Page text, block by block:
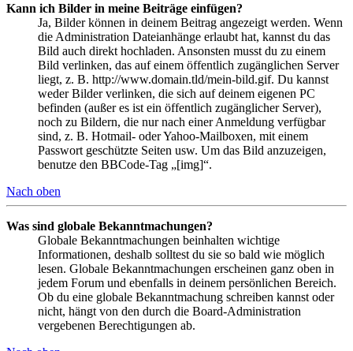
Kann ich Bilder in meine Beiträge einfügen?
Ja, Bilder können in deinem Beitrag angezeigt werden. Wenn
die Administration Dateianhänge erlaubt hat, kannst du das
Bild auch direkt hochladen. Ansonsten musst du zu einem
Bild verlinken, das auf einem öffentlich zugänglichen Server
liegt, z. B. http://www.domain.tld/mein-bild.gif. Du kannst
weder Bilder verlinken, die sich auf deinem eigenen PC
befinden (außer es ist ein öffentlich zugänglicher Server),
noch zu Bildern, die nur nach einer Anmeldung verfügbar
sind, z. B. Hotmail- oder Yahoo-Mailboxen, mit einem
Passwort geschützte Seiten usw. Um das Bild anzuzeigen,
benutze den BBCode-Tag „[img]“.
Nach oben
Was sind globale Bekanntmachungen?
Globale Bekanntmachungen beinhalten wichtige
Informationen, deshalb solltest du sie so bald wie möglich
lesen. Globale Bekanntmachungen erscheinen ganz oben in
jedem Forum und ebenfalls in deinem persönlichen Bereich.
Ob du eine globale Bekanntmachung schreiben kannst oder
nicht, hängt von den durch die Board-Administration
vergebenen Berechtigungen ab.